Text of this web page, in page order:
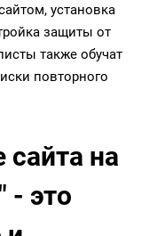
установка
защиты от
также обучат
повторного
сайта на
- это